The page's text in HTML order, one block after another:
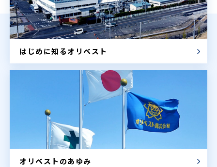
はじめに知るオリベスト
オリベストのあゆみ